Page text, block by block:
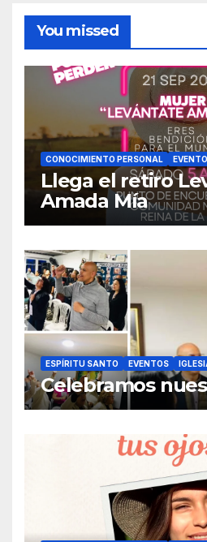
You missed
CONOCIMIENTO PERSONAL
Llega el retiro
Amada Mía
ESPÍRITU SANTO EVENTOS
Celebramos